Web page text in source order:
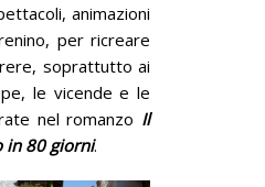
animazioni
per ricreare
soprattutto ai
le vicende e le
nel romanzo Il
in 80 giorni.